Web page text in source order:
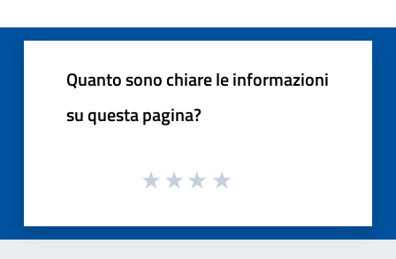
Quanto sono chiare le informazioni
su questa pagina?